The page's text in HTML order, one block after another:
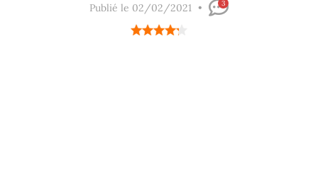
Publié le 02/02/2021 3